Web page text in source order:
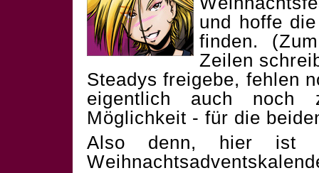
und hoffe
finden.
Zeilen
Steadys freigebe, fehlen
eigentlich auch noch
Möglichkeit - für die
Also denn, hier ist